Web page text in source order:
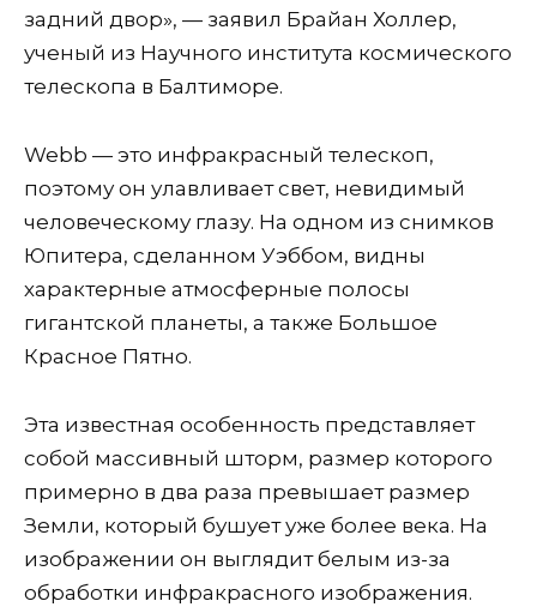
задний двор», — заявил Брайан Холлер,
ученый из Научного института космического
телескопа в Балтиморе.
Webb — это инфракрасный телескоп,
поэтому он улавливает свет, невидимый
человеческому глазу. На одном из снимков
Юпитера, сделанном Уэббом, видны
характерные атмосферные полосы
гигантской планеты, а также Большое
Красное Пятно.
Эта известная особенность представляет
собой массивный шторм, размер которого
примерно в два раза превышает размер
Земли, который бушует уже более века. На
изображении он выглядит белым из-за
обработки инфракрасного изображения.